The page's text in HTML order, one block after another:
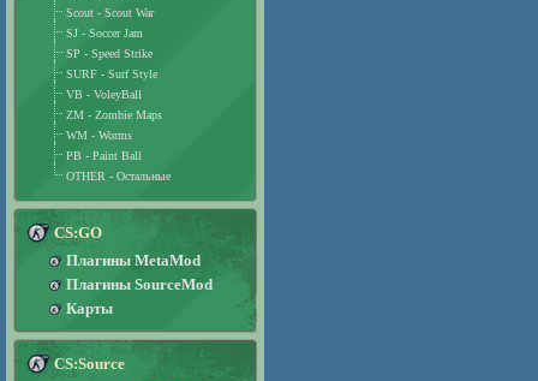
Scout - Scout War
SJ - Soccer Jam
SP - Speed Strike
SURF - Surf Style
VB - VoleyBall
ZM - Zombie Maps
WM - Worms
PB - Paint Ball
OTHER - Остальные
CS:GO
Плагины MetaMod
Плагины SourceMod
Карты
CS:Source